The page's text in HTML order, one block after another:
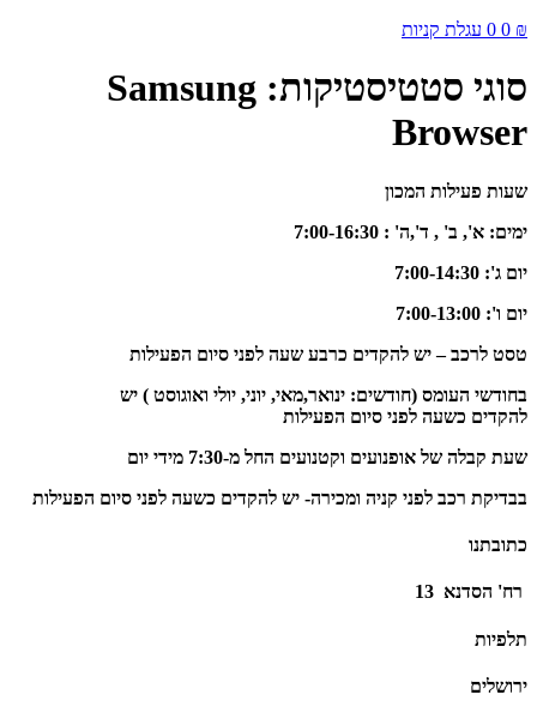
0 ₪
0 עגלת קניות
סוגי סטטיסטיקות: Samsung
Browser
שעות פעילות המכון
ימים: א', ב' , ד',ה' :
7:00-16:30
יום ג':
7:00-14:30
יום ו':
7:00-13:00
טסט לרכב – יש להקדים כרבע שעה לפני סיום הפעילות
בחודשי העומס (חודשים: ינואר,מאי, יוני, יולי ואוגוסט ) יש
להקדים כשעה לפני סיום הפעילות
שעת קבלה של אופנועים וקטנועים החל מ-7:30 מידי יום
בבדיקת רכב לפני קניה ומכירה- יש להקדים כשעה לפני סיום הפעילות
כתובתנו
רח' הסדנא 13
תלפיות
ירושלים